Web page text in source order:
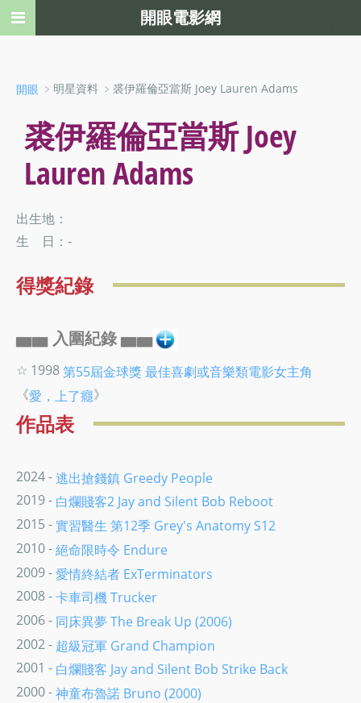
開眼 ﹥明星資料 ﹥裘伊羅倫亞當斯 Joey Lauren Adams
裘伊羅倫亞當斯 Joey
Lauren Adams
出生地：
生 日：-
得獎紀錄
▅▅ 入圍紀錄 ▅▅
☆ 1998第55屆金球獎最佳喜劇或音樂類電影女主角
《愛，上了癮》
作品表
2024 -逃出搶錢鎮 Greedy People
2019 - 白爛賤客2 Jay and Silent Bob Reboot
2015 -實習醫生 第12季 Grey's Anatomy S12
2010 -絕命限時令 Endure
2009 -愛情終結者 ExTerminators
2008 -卡車司機 Trucker
2006 - 同床異夢 The Break Up (2006)
2002 - 超級冠軍 Grand Champion
2001 - 白爛賤客 Jay and Silent Bob Strike Back
2000 -神童布魯諾 Bruno (2000)
開眼電影網